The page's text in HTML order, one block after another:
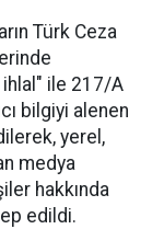
Türk Ceza
ile 217/A
bilgiyi alenen
yerel,
medya
hakkında
edildi.